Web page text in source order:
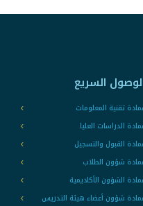
السريع
تقنية المعلومات
الدراسات العليا
القبول والتسجيل
شؤون الطلاب
الشؤون الأكاديمية
شؤون أعضاء هيئة التدريس